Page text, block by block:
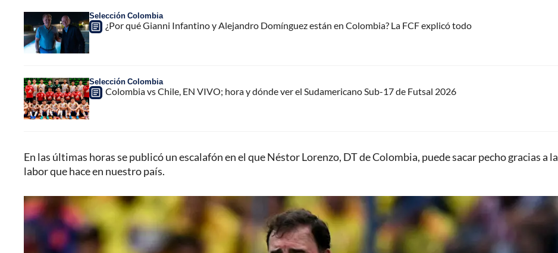
Selección Colombia
¿Por qué Gianni Infantino y Alejandro Domínguez están en Colombia? La FCF explicó todo
Selección Colombia
Colombia vs Chile, EN VIVO; hora y dónde ver el Sudamericano Sub-17 de Futsal 2026
En las últimas horas se publicó un escalafón en el que Néstor Lorenzo, DT de Colombia, puede sacar pecho gracias a la
labor que hace en nuestro país.